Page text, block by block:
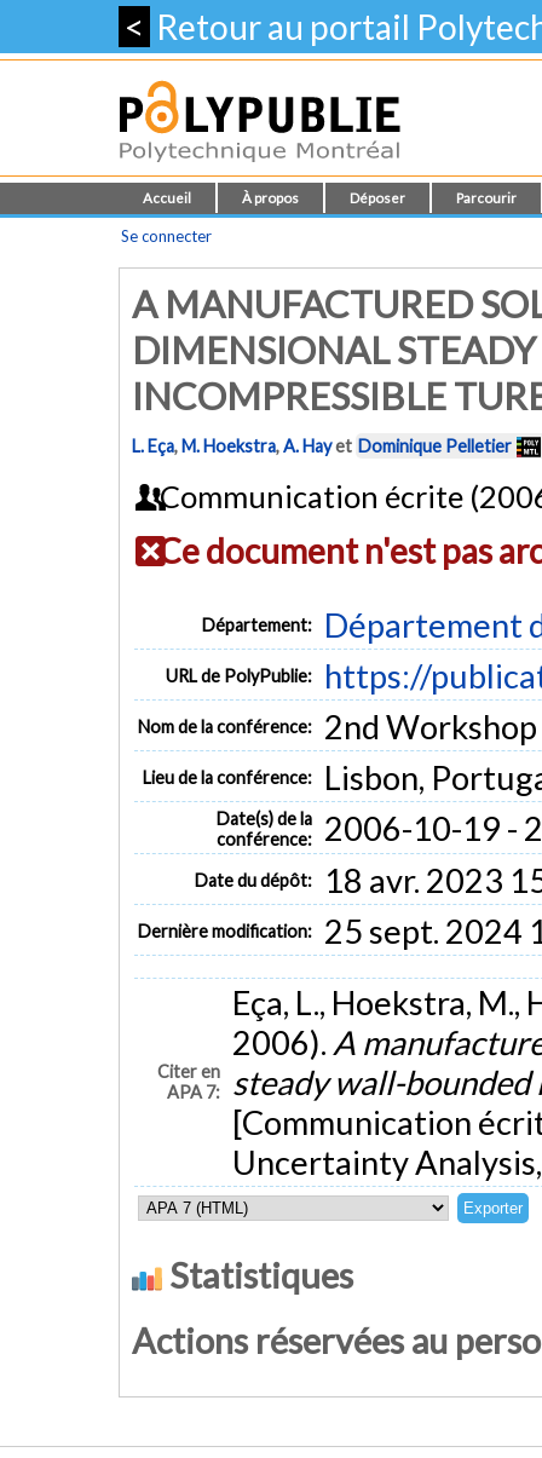
< Retour au portail
Accueil À propos Déposer Parcourir
Se connecter
A MANUFACTURED
DIMENSIONAL
INCOMPRESSIBLE
L. Eça,M. Hoekstra,A. Hayet Dominique Pelletier
Communication écrite
Ce document n'est pas
Département: Département
URL de PolyPublie: https://
Nom de la conférence: 2nd
Lieu de la conférence: Lisbon,
Date(s) de la
conférence:
2006-10-19 -
Date du dépôt: 18 avr. 2023
Dernière modification: 25 sept. 2024
Citer en
APA 7:
Eça, L., Hoekstra,
2006). A
steady wall-
[Communication
Uncertainty
Statistiques
Actions réservées au